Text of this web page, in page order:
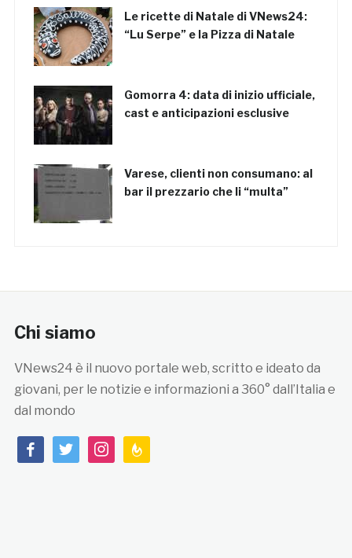
Le ricette di Natale di VNews24:
“Lu Serpe” e la Pizza di Natale
Gomorra 4: data di inizio ufficiale,
cast e anticipazioni esclusive
Varese, clienti non consumano: al
bar il prezzario che li “multa”
Chi siamo
VNews24 è il nuovo portale web, scritto e ideato da
giovani, per le notizie e informazioni a 360° dall’Italia e
dal mondo
facebooktwitterinstagramfeedburner